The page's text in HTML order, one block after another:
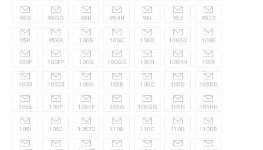
95G 95GG 95H 95HH 95I 95J 95JJ
95K 95KK 100B 100C 100D 100DD 100E
100F 100FF 100G 100GG 100H 100HH 100I
100J 100JJ 100K 105B 105C 105D 105DD
105E 105F 105FF 105G 105GG 105H 105HH
105I 105J 105JJ 110B 110C 110D 110DD